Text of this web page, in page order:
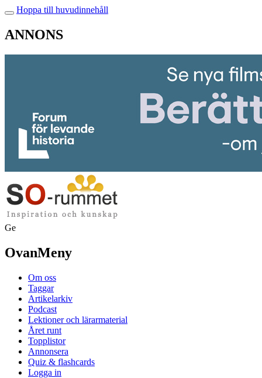
Hoppa till huvudinnehåll
ANNONS
Ge
OvanMeny
Om oss
Taggar
Artikelarkiv
Podcast
Lektioner och lärarmaterial
Året runt
Topplistor
Annonsera
Quiz & flashcards
Logga in